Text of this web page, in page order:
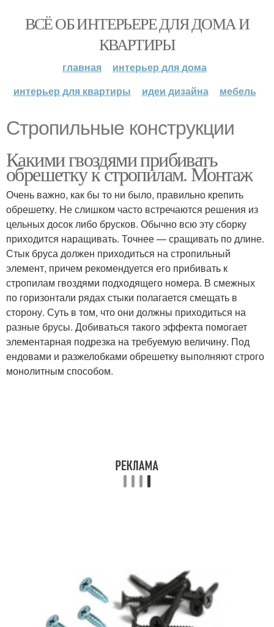
ВСЁ ОБ ИНТЕРЬЕРЕ ДЛЯ ДОМА И
КВАРТИРЫ
главная
интерьер для дома
интерьер для квартиры
идеи дизайна мебель
Стропильные конструкции
Какими гвоздями прибивать
обрешетку к стропилам. Монтаж
Очень важно, как бы то ни было, правильно крепить
обрешетку. Не слишком часто встречаются решения из
цельных досок либо брусков. Обычно всю эту сборку
приходится наращивать. Точнее — сращивать по длине.
Стык бруса должен приходиться на стропильный
элемент, причем рекомендуется его прибивать к
стропилам гвоздями подходящего номера. В смежных
по горизонтали рядах стыки полагается смещать в
сторону. Суть в том, что они должны приходиться на
разные брусы. Добиваться такого эффекта помогает
элементарная подрезка на требуемую величину. Под
ендовами и разжелобками обрешетку выполняют строго
монолитным способом.